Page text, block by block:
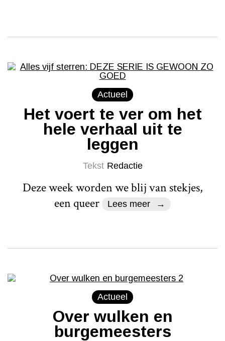
Actueel
Het voert te ver om het
hele verhaal uit te
leggen
Tekst Redactie
Deze week worden we blij van stekjes,
een queer
Lees meer
Actueel
Over wulken en
burgemeesters